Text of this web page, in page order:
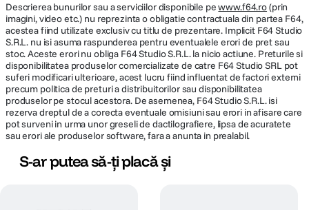
Descrierea bunurilor sau a serviciilor disponibile pewww.f64.ro(prin
imagini, video etc.) nu reprezinta o obligatie contractuala din partea F64,
acestea fiind utilizate exclusiv cu titlu de prezentare. Implicit F64 Studio
S.R.L. nu isi asuma raspunderea pentru eventualele erori de pret sau
stoc. Aceste erori nu obliga F64 Studio S.R.L. la nicio actiune. Preturile si
disponibilitatea produselor comercializate de catre F64 Studio SRL pot
suferi modificari ulterioare, acest lucru fiind influentat de factori externi
precum politica de preturi a distribuitorilor sau disponibilitatea
produselor pe stocul acestora. De asemenea, F64 Studio S.R.L. isi
rezerva dreptul de a corecta eventuale omisiuni sau erori in afisare care
pot surveni in urma unor greseli de dactilografiere, lipsa de acuratete
sau erori ale produselor software, fara a anunta in prealabil.
S-ar putea să-ți placă și